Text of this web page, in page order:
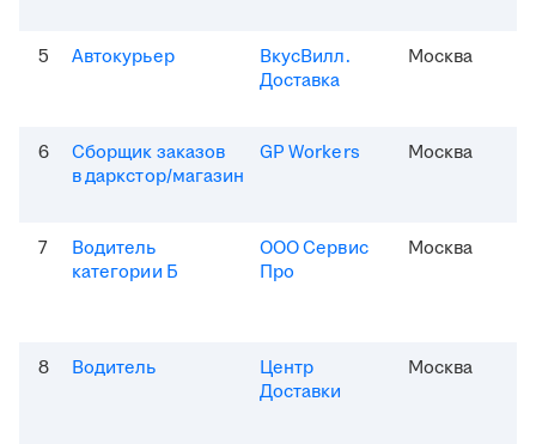
5 Автокурьер
ВкусВилл.
Доставка
Москва
6
Сборщик заказов
в даркстор/магазин
GP Workers Москва
7
Водитель
категории Б
ООО Сервис
Про
Москва
8 Водитель
Центр
Доставки
Москва